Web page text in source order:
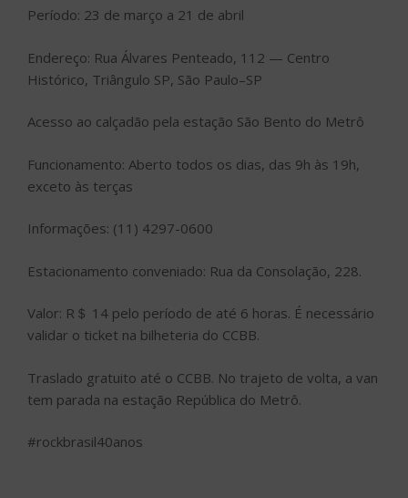
Período: 23 de março a 21 de abril
Endereço: Rua Álvares Penteado, 112 — Centro
Histórico, Triângulo SP, São Paulo–SP
Acesso ao calçadão pela estação São Bento do Metrô
Funcionamento: Aberto todos os dias, das 9h às 19h,
exceto às terças
Informações: (11) 4297-0600
Estacionamento conveniado: Rua da Consolação, 228.
Valor: R＄ 14 pelo período de até 6 horas. É necessário
validar o ticket na bilheteria do CCBB.
Traslado gratuito até o CCBB. No trajeto de volta, a van
tem parada na estação República do Metrô.
#rockbrasil40anos